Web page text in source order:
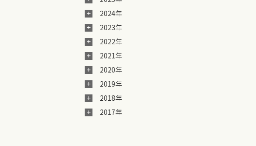
2024年
2023年
2022年
2021年
2020年
2019年
2018年
2017年